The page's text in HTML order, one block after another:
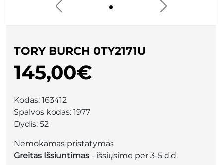
TORY BURCH 0TY2171U
145,00€
Kodas: 163412
Spalvos kodas: 1977
Dydis: 52
Nemokamas pristatymas
Greitas Išsiuntimas - išsiųsime per 3-5 d.d.